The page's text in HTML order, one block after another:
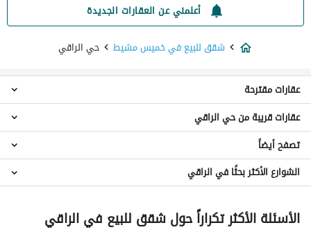
أعلمني عن العقارات الجديدة
شقق للبيع في خميس مشيط
حي الراقي
ادوار للبيع في حي الراقي
فلل للبيع في حي الراقي
عقارات للبيع في حي الراقي
عقارات مقترحة
شقق حي الورود
شقق حي اليرموك
شقق حي الوسام
شقق حي غرناطة
عقارات قريبة من حي الراقي
شقق للايجار اليومي في حي الراقي
عقارات للبيع في خميس مشيط
تصفح أيضاً
الشوارع الأكثر بحثًا في الراقي
الأسئلة الأكثر تكراراً حول شقق للبيع في الراقي